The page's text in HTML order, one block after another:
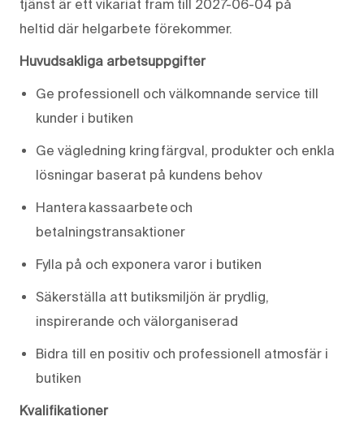
tjänst är ett vikariat fram till 2027-06-04 på
heltid där helgarbete förekommer.
Huvudsakliga arbetsuppgifter
Ge professionell och välkomnande service till
kunder i butiken
Ge vägledning kring färgval, produkter och enkla
lösningar baserat på kundens behov
Hantera kassaarbete och
betalningstransaktioner
Fylla på och exponera varor i butiken
Säkerställa att butiksmiljön är prydlig,
inspirerande och välorganiserad
Bidra till en positiv och professionell atmosfär i
butiken
Kvalifikationer